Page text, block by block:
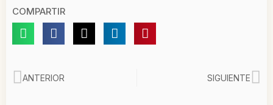
COMPARTIR
Ant
ANTERIOR SIGUIENTE